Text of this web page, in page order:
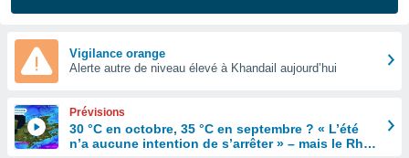
Vigilance orange
Alerte autre de niveau élevé à Khandail aujourd’hui
Prévisions
30 °C en octobre, 35 °C en septembre ? « L’été
n’a aucune intention de s’arrêter » – mais le Rhin